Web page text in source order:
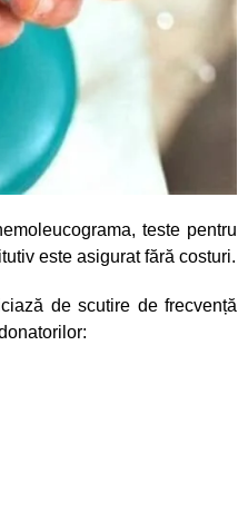
teste pentru
este asigurat fără costuri.
de scutire de frecvență